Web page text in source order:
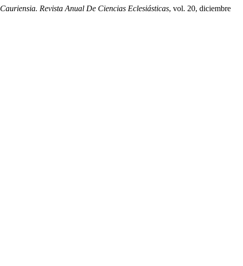
Cauriensia. Revista Anual De Ciencias Eclesiásticas, vol. 20, diciembre